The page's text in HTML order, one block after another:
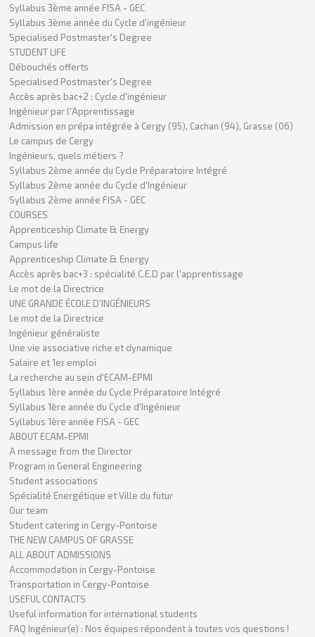
Syllabus 3ème année FISA - GEC
Syllabus 3ème année du Cycle d'ingénieur
Specialised Postmaster's Degree
STUDENT LIFE
Débouchés offerts
Specialised Postmaster's Degree
Accès après bac+2 : Cycle d'ingénieur
Ingénieur par l'Apprentissage
Admission en prépa intégrée à Cergy (95), Cachan (94), Grasse (06)
Le campus de Cergy
Ingénieurs, quels métiers ?
Syllabus 2ème année du Cycle Préparatoire Intégré
Syllabus 2ème année du Cycle d'Ingénieur
Syllabus 2ème année FISA - GEC
COURSES
Apprenticeship Climate & Energy
Campus life
Apprenticeship Climate & Energy
Accès après bac+3 : spécialité C.E.D par l'apprentissage
Le mot de la Directrice
UNE GRANDE ÉCOLE D'INGÉNIEURS
Le mot de la Directrice
Ingénieur généraliste
Une vie associative riche et dynamique
Salaire et 1er emploi
La recherche au sein d'ECAM-EPMI
Syllabus 1ère année du Cycle Préparatoire Intégré
Syllabus 1ère année du Cycle d'Ingénieur
Syllabus 1ère année FISA - GEC
ABOUT ECAM-EPMI
A message from the Director
Program in General Engineering
Student associations
Spécialité Energétique et Ville du futur
Our team
Student catering in Cergy-Pontoise
THE NEW CAMPUS OF GRASSE
ALL ABOUT ADMISSIONS
Accommodation in Cergy-Pontoise
Transportation in Cergy-Pontoise
USEFUL CONTACTS
Useful information for international students
FAQ Ingénieur(e) : Nos équipes répondent à toutes vos questions !